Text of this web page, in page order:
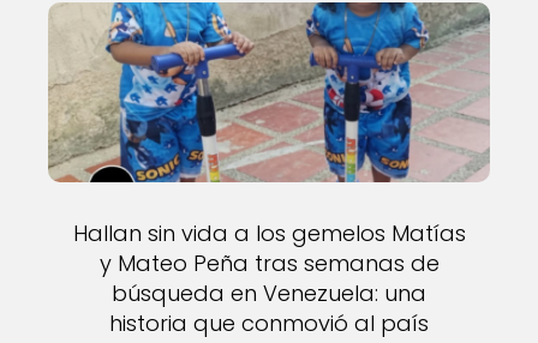
Hallan sin vida a los gemelos Matías
y Mateo Peña tras semanas de
búsqueda en Venezuela: una
historia que conmovió al país